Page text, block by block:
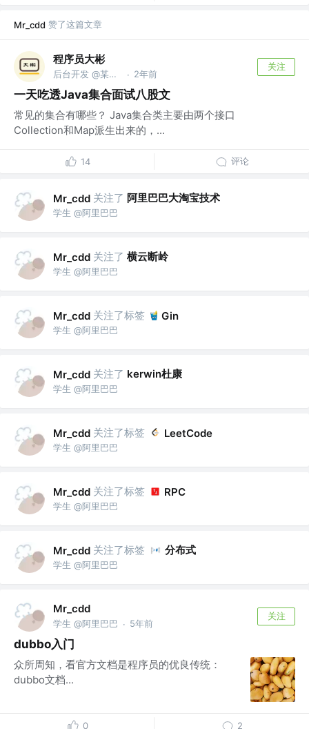
Mr_cdd 赞了这篇文章
程序员大彬
后台开发 @某互联网公司 · 2年前
关注
一天吃透Java集合面试八股文
常见的集合有哪些？ Java集合类主要由两个接口
Collection和Map派生出来的，...
14 评论
Mr_cdd 关注了 阿里巴巴大淘宝技术
学生 @阿里巴巴
Mr_cdd 关注了 横云断岭
学生 @阿里巴巴
Mr_cdd 关注了标签 Gin
学生 @阿里巴巴
Mr_cdd 关注了 kerwin杜康
学生 @阿里巴巴
Mr_cdd 关注了标签 LeetCode
学生 @阿里巴巴
Mr_cdd 关注了标签 RPC
学生 @阿里巴巴
Mr_cdd 关注了标签 分布式
学生 @阿里巴巴
Mr_cdd
学生 @阿里巴巴 · 5年前
关注
dubbo入门
众所周知，看官方文档是程序员的优良传统：
dubbo文档...
0 2